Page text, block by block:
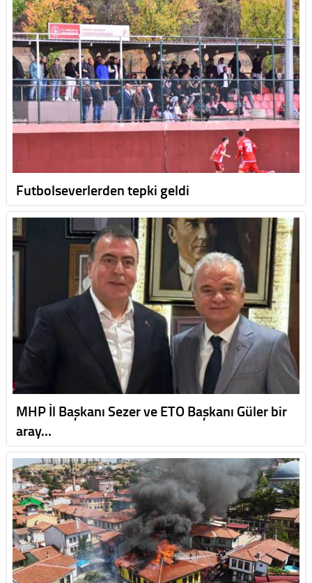
Futbolseverlerden tepki geldi
MHP İl Başkanı Sezer ve ETO Başkanı Güler bir
aray…